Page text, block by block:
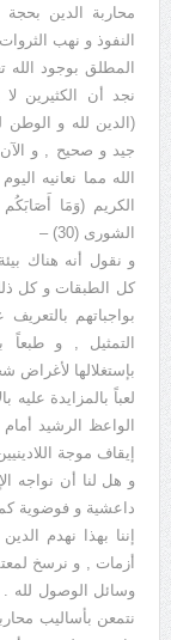
محاربة الدين
النفوذ و نهب
المطلق بوجود الله
نجد أن الكثيرين
(الدين لله و
جيد و صحيح , و الآن
الله مما نعانيه
الكريم (وَمَا
الشورى (30) –
و نقول أنه هناك
كل الطبقات و كل
بواجباتهم
التمثيل , و طبعاً
بإستغلالها لأغراض
لعباً بالمزايدة عليه
الواعظ الرشيد
إيقاف موجة
و هل لنا أن نواجه
داعشية و فوضوية
إننا بهذا نهدم
أزمات , و نرسخ
وسائل الوصول لله .
نتمعن بأساليب